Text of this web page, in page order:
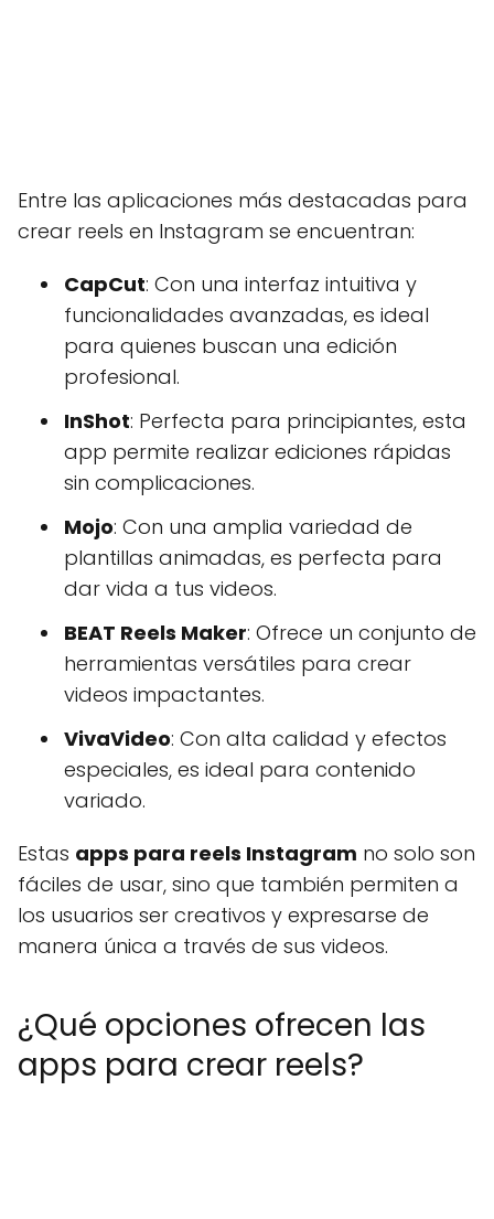
Entre las aplicaciones más destacadas para
crear reels en Instagram se encuentran:
CapCut: Con una interfaz intuitiva y
funcionalidades avanzadas, es ideal
para quienes buscan una edición
profesional.
InShot: Perfecta para principiantes, esta
app permite realizar ediciones rápidas
sin complicaciones.
Mojo: Con una amplia variedad de
plantillas animadas, es perfecta para
dar vida a tus videos.
BEAT Reels Maker: Ofrece un conjunto de
herramientas versátiles para crear
videos impactantes.
VivaVideo: Con alta calidad y efectos
especiales, es ideal para contenido
variado.
Estas apps para reels Instagram no solo son
fáciles de usar, sino que también permiten a
los usuarios ser creativos y expresarse de
manera única a través de sus videos.
¿Qué opciones ofrecen las
apps para crear reels?